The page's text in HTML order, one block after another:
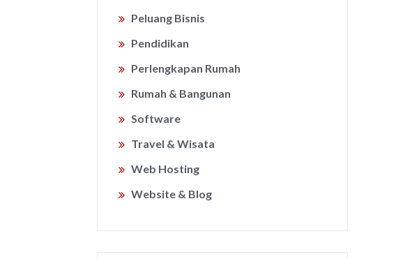
Peluang Bisnis
Pendidikan
Perlengkapan Rumah
Rumah & Bangunan
Software
Travel & Wisata
Web Hosting
Website & Blog